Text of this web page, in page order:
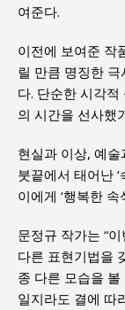
여준다.
이전에 보여준 작
릴 만큼 명징한
다. 단순한 시각
의 시간을 선사했
현실과 이상, 예
붓끝에서 태어난 ‘
이에게 ‘행복한 속
문정규 작가는 “
다른 표현기법을
종 다른 모습을
일지라도 결에 따